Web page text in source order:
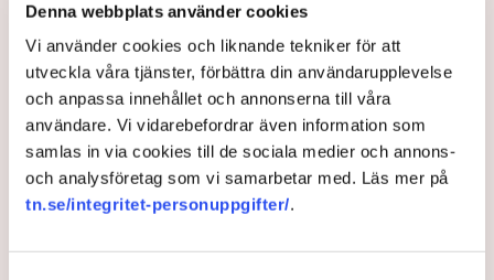
Denna webbplats använder cookies
Vi använder cookies och liknande tekniker för att
utveckla våra tjänster, förbättra din användarupplevelse
och anpassa innehållet och annonserna till våra
användare. Vi vidarebefordrar även information som
samlas in via cookies till de sociala medier och annons-
och analysföretag som vi samarbetar med. Läs mer på
tn.se/integritet-personuppgifter/.
om vad som förväntas av dem. Det rapporterar Di.
11 months ago | Av: Redaktionen